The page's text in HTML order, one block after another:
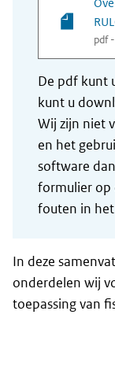
pdf
De pdf kunt
kunt u
Wij zijn niet
en het
software
formulier op
fouten in
In deze
onderdelen wij
toepassing van